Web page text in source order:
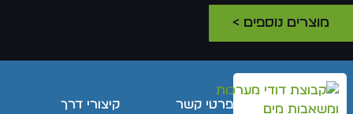
מוצרים נוספים >
פרטי קשר
קיצורי דרך